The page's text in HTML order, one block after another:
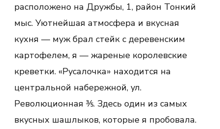
расположено на Дружбы, 1, район Тонкий
мыс. Уютнейшая атмосфера и вкусная
кухня — муж брал стейк с деревенским
картофелем, я — жареные королевские
креветки. «Русалочка» находится на
центральной набережной, ул.
Революционная ⅗. Здесь один из самых
вкусных шашлыков, которые я пробовала.